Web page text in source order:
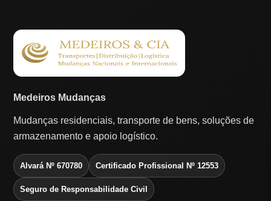
Medeiros Mudanças
Mudanças residenciais, transporte de bens, soluções de
armazenamento e apoio logístico.
Alvará Nº 670780 Certificado Profissional Nº 12553
Seguro de Responsabilidade Civil